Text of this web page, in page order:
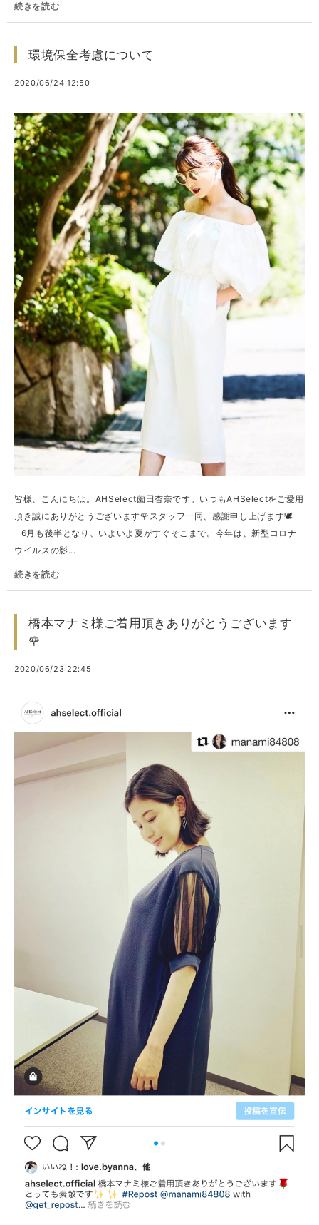
続きを読む
環境保全考慮について
2020/06/24 12:50
皆様、こんにちは。AHSelect薗田杏奈です。いつもAHSelectをご愛用
頂き誠にありがとうございます🌹スタッフ一同、感謝申し上げます🕊
⠀6月も後半となり、いよいよ夏がすぐそこまで。今年は、新型コロナ
ウイルスの影...
続きを読む
橋本マナミ様ご着用頂きありがとうございます
🌹
2020/06/23 22:45